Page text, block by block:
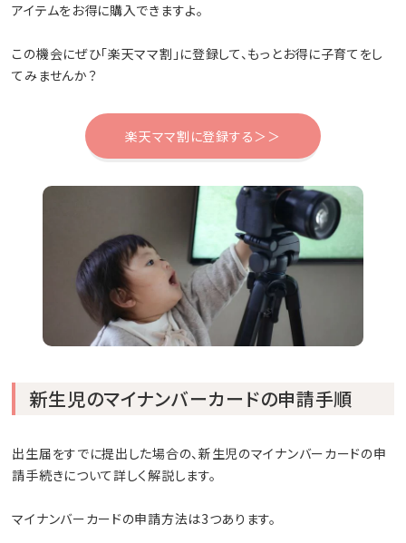
アイテムをお得に購入できますよ。
この機会にぜひ「楽天ママ割」に登録して、もっとお得に子育てをし
てみませんか？
楽天ママ割に登録する＞＞
新生児のマイナンバーカードの申請手順
出生届をすでに提出した場合の、新生児のマイナンバーカードの申
請手続きについて詳しく解説します。
マイナンバーカードの申請方法は3つあります。